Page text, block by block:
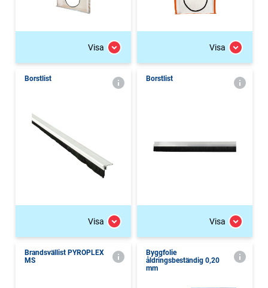
Visa Visa
Borstlist
Visa
Borstlist
Visa
Brandsvällist PYROPLEX
MS
Byggfolie
åldringsbeständig 0,20
mm